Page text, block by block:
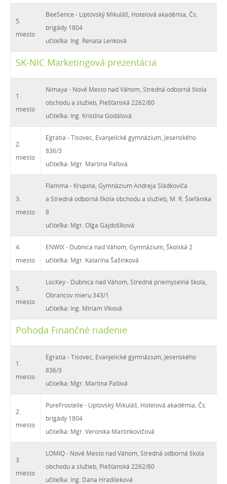
5.
miesto
BeeSence - Liptovský Mikuláš, Hotelová akadémia, Čs.
brigády 1804
učiteľka: Ing. Renata Lenková
SK-NIC Marketingová prezentácia
1.
miesto
Nimaya - Nové Mesto nad Váhom, Stredná odborná škola
obchodu a služieb, Piešťanská 2262/80
učiteľka: Ing. Kristína Godálová
2.
miesto
Egratia - Tisovec, Evanjelické gymnázium, Jesenského
836/3
učiteľka: Mgr. Martina Paľová
3.
miesto
Flamma - Krupina, Gymnázium Andreja Sládkoviča
a Stredná odborná škola obchodu a služieb, M. R. Štefánika
8
učiteľka: Mgr. Oľga Gajdošíková
4.
miesto
ENWIX - Dubnica nad Váhom, Gymnázium, Školská 2
učiteľka: Mgr. Katarína Šašinková
5.
miesto
LocKey - Dubnica nad Váhom, Stredná priemyselná škola,
Obrancov mieru 343/1
učiteľka: Ing. Miriam Vlková
Pohoda Finančné riadenie
1.
miesto
Egratia - Tisovec, Evanjelické gymnázium, Jesenského
836/3
učiteľka: Mgr. Martina Paľová
2.
miesto
PureFrostelle - Liptovský Mikuláš, Hotelová akadémia, Čs.
brigády 1804
učiteľka: Mgr. Veronika Martinkovičová
3.
miesto
LOMIQ - Nové Mesto nad Váhom, Stredná odborná škola
obchodu a služieb, Piešťanská 2262/80
učiteľka: Ing. Dana Hradileková